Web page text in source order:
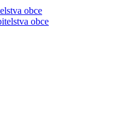
obce
obce